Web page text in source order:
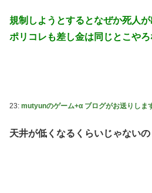
規制しようとするとなぜか死人
ポリコレも差し金は同じとこや
23: mutyunのゲーム+α ブログがお送りしま
天井が低くなるくらいじゃないの